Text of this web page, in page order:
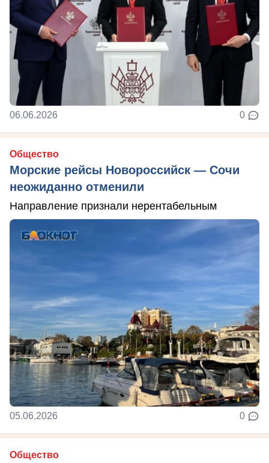
06.06.2026 0
Общество
Морские рейсы Новороссийск — Сочи
неожиданно отменили
Направление признали нерентабельным
05.06.2026 0
Общество